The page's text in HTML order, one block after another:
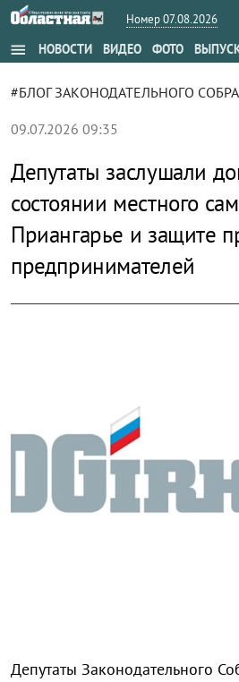
Номер 07.08.2026
menu НОВОСТИ ВИДЕО ФОТО
#БЛОГ ЗАКОНОДАТЕЛЬНОГО
09.07.2026 09:35
Депутаты заслушали
состоянии местного
Приангарье и защите
предпринимателей
Депутаты Законодательного